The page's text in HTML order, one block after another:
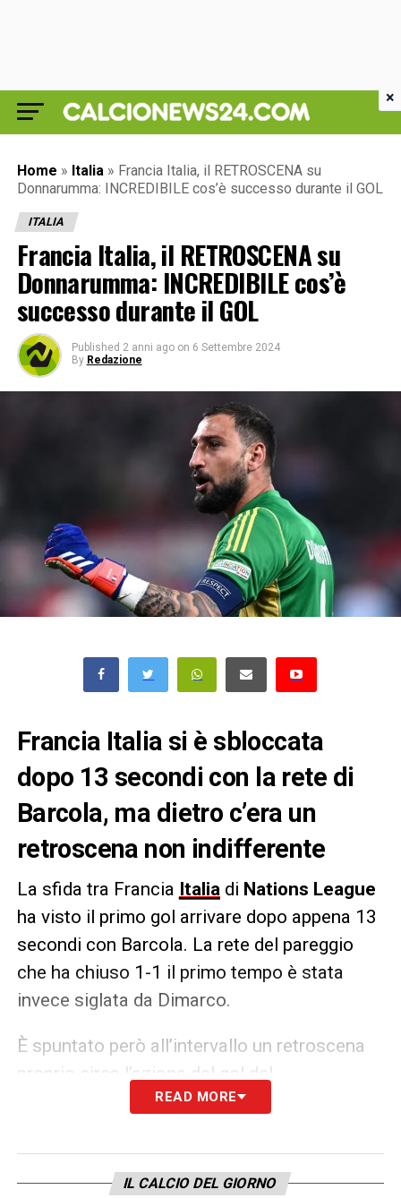
Home » Italia » Francia Italia, il RETROSCENA su
Donnarumma: INCREDIBILE cos’è successo durante il GOL
ITALIA
Francia Italia, il RETROSCENA su
Donnarumma: INCREDIBILE cos’è
successo durante il GOL
Published 2 anni ago on 6 Settembre 2024
By Redazione
Francia Italia si è sbloccata
dopo 13 secondi con la rete di
Barcola, ma dietro c’era un
retroscena non indifferente
La sfida tra Francia Italia di Nations League
ha visto il primo gol arrivare dopo appena 13
secondi con Barcola. La rete del pareggio
che ha chiuso 1-1 il primo tempo è stata
invece siglata da Dimarco.
È spuntato però all’intervallo un retroscena
proprio circa l’azione del gol del
momentaneo vantaggio francese. Infatti,
quando Barcola si è presentato a tu pre tu.
READ MORE
IL CALCIO DEL GIORNO
×